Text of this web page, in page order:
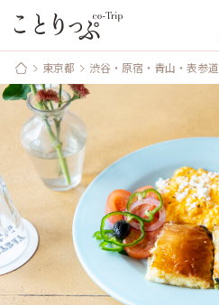
東京都 渋谷・原宿・青山・表参道